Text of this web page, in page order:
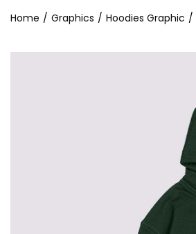
Home / Graphics / Hoodies Graphic /